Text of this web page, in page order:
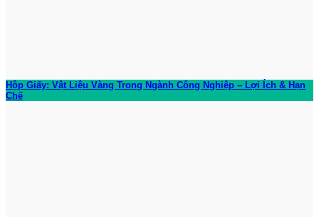
Hộp Giấy: Vật Liệu Vàng Trong Ngành Công Nghiệp – Lợi Ích & Hạn
Chế